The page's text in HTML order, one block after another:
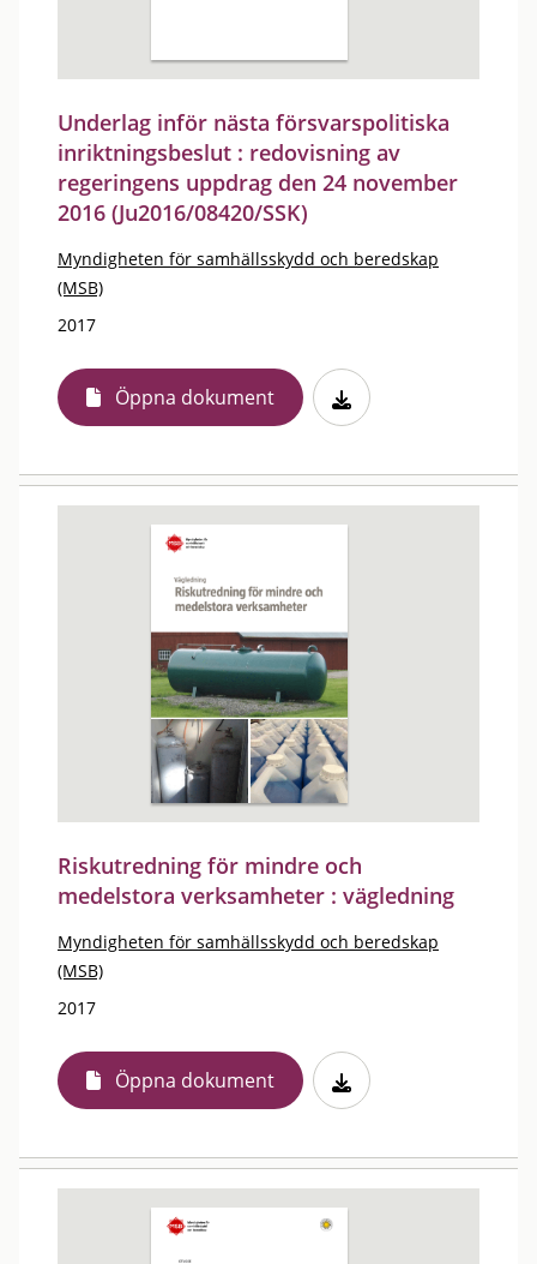
Underlag inför nästa försvarspolitiska
inriktningsbeslut : redovisning av
regeringens uppdrag den 24 november
2016 (Ju2016/08420/SSK)
Myndigheten för samhällsskydd och beredskap
(MSB)
2017
Öppna dokument
Riskutredning för mindre och
medelstora verksamheter : vägledning
Myndigheten för samhällsskydd och beredskap
(MSB)
2017
Öppna dokument